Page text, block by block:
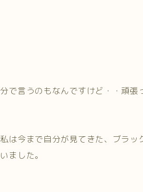
言うのもなんですけど・・頑張
は今まで自分が見てきた、ブラッ
ました。